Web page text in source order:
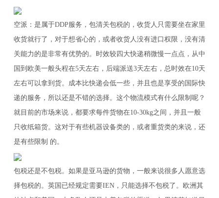
空派：是属于DDP服务，包清关包税的，收货人只需要坐在家里
收货就行了，对于想省心的，或者收货人没有进口权限，没有清
关能力的是非常有优势的。时效较四大快递稍微慢一点点，从中
国到欧美一般头程在5天左右，后端派送3天左右，总时效在10天
左右可以拿到货。成本比快递会低一些，并且也是享受的国际快
递的服务，所以还是不错的选择。这个物流模式有什么限制呢？
就目前的市场来说，都要求每件货物在10-30kg之间，并且一般
只收纸箱货。这对于有些机器设备类的，或者重货类的来说，还
是有些限制 的。
包税还是不包税。如果是亚马逊的货物，一般来说很多人愿意选
择包税的。英国已经规定需要IEN，只能选择不包税了。欧洲其